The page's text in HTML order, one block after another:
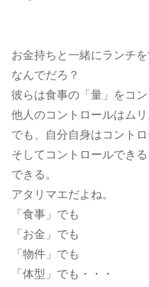
お金持ちと一緒にランチ
なんでだろ？
彼らは食事の「量」をコン
他人のコントロールはムリ
でも、自分自身はコントロ
そしてコントロールでき
できる。
アタリマエだよね。
「食事」でも
「お金」でも
「物件」でも
「体型」でも・・・